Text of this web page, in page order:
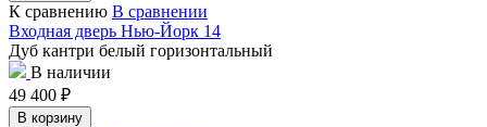
К сравнению В сравнении
Входная дверь Нью-Йорк 14
Дуб кантри белый горизонтальный
В наличии
49 400 ₽
В корзину